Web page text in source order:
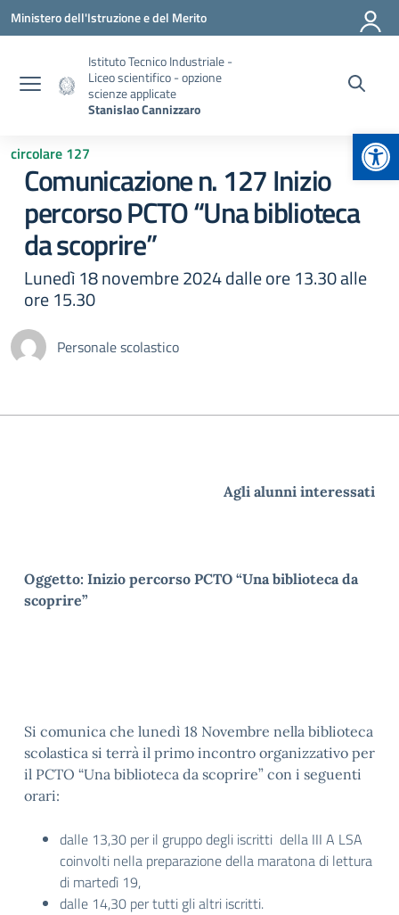
Vai ai contenuti
Vai al menu di navigazione
Vai al footer
Ministero dell'Istruzione e del Merito
Istituto Tecnico Industriale -
Liceo scientifico - opzione
scienze applicate
Stanislao Cannizzaro
circolare 127
Comunicazione n. 127 Inizio
percorso PCTO “Una biblioteca
da scoprire”
Lunedì 18 novembre 2024 dalle ore 13.30 alle
ore 15.30
Personale scolastico
Agli alunni interessati
Oggetto: Inizio percorso PCTO “Una biblioteca da
scoprire”
Si comunica che lunedì 18 Novembre nella biblioteca
scolastica si terrà il primo incontro organizzativo per
il PCTO “Una biblioteca da scoprire” con i seguenti
orari:
dalle 13,30 per il gruppo degli iscritti della III A LSA
coinvolti nella preparazione della maratona di lettura
di martedì 19,
dalle 14,30 per tutti gli altri iscritti.